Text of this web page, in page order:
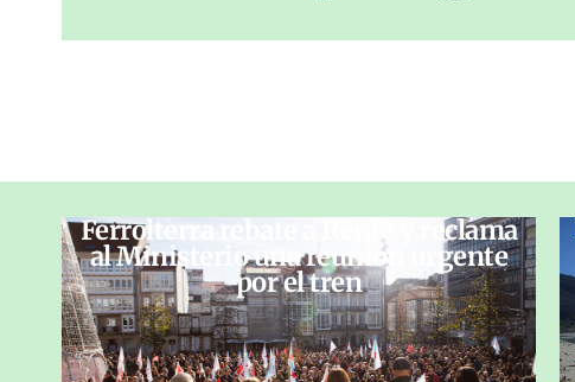
Ferrolterra rebate a Renfe y reclama
al Ministerio una reunión urgente
por el tren